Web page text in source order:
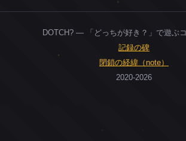
DOTCH? — 「どっちが好き？」で遊ぶ
記録の碑
閉鎖の経緯（note）
2020-2026